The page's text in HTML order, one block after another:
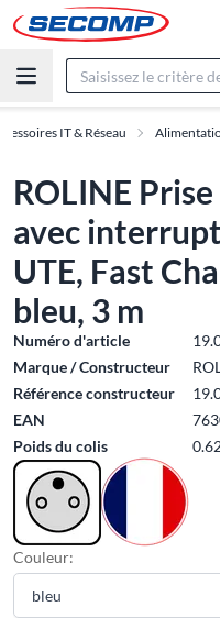
IT & Réseau
ROLINE
avec
UTE, Fast
bleu, 3 m
Numéro d'article
Marque / Constructeur
Référence constructeur
EAN
Poids du colis
Couleur: